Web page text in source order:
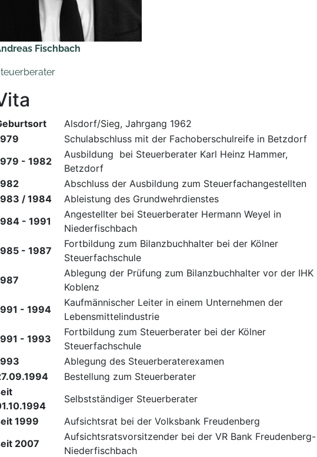
Fischbach
Alsdorf/Sieg, Jahrgang 1962
Schulabschluss mit der Fachoberschulreife in Betzdorf
- 1982
Ausbildung bei Steuerberater Karl Heinz Hammer,
Betzdorf
Abschluss der Ausbildung zum Steuerfachangestellten
/ 1984
Ableistung des Grundwehrdienstes
- 1991
Angestellter bei Steuerberater Hermann Weyel in
Niederfischbach
- 1987
Fortbildung zum Bilanzbuchhalter bei der Kölner
Steuerfachschule
Ablegung der Prüfung zum Bilanzbuchhalter vor der IHK
Koblenz
- 1994
Kaufmännischer Leiter in einem Unternehmen der
Lebensmittelindustrie
- 1993
Fortbildung zum Steuerberater bei der Kölner
Steuerfachschule
Ablegung des Steuerberaterexamen
Bestellung zum Steuerberater
Selbstständiger Steuerberater
1999
Aufsichtsrat bei der Volksbank Freudenberg
2007
Aufsichtsratsvorsitzender bei der VR Bank Freudenberg-
Niederfischbach